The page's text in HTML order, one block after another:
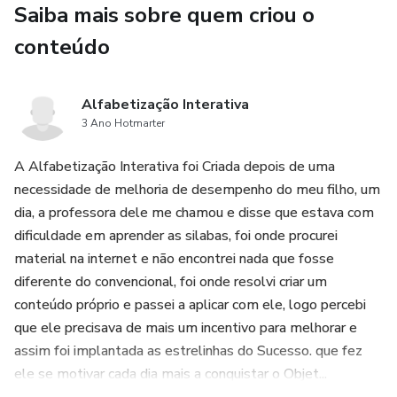
Especificações de Costura:
Nível de Dificuldade: Fácil, tornando este molde perfeito
projeto rápido e divertido.
ou flanela, que oferecem conforto e aconchego,
especialmente em climas mais frios.
Acabamentos Simples: Instruções para acabamentos
como overlock e costura simples, garantindo um resultado
profissional e duradouro.
Variação de Tamanhos: O molde inclui tamanhos variados,
permitindo a confecção de blusas que atendem a
diferentes idades e tipos de corpo.
Saiba mais sobre quem criou o
conteúdo
Alfabetização Interativa
3 Ano Hotmarter
A Alfabetização Interativa foi Criada depois de uma
necessidade de melhoria de desempenho do meu filho, um
dia, a professora dele me chamou e disse que estava com
dificuldade em aprender as silabas, foi onde procurei
material na internet e não encontrei nada que fosse
diferente do convencional, foi onde resolvi criar um
conteúdo próprio e passei a aplicar com ele, logo percebi
que ele precisava de mais um incentivo para melhorar e
assim foi implantada as estrelinhas do Sucesso. que fez
ele se motivar cada dia mais a conquistar o Objet...